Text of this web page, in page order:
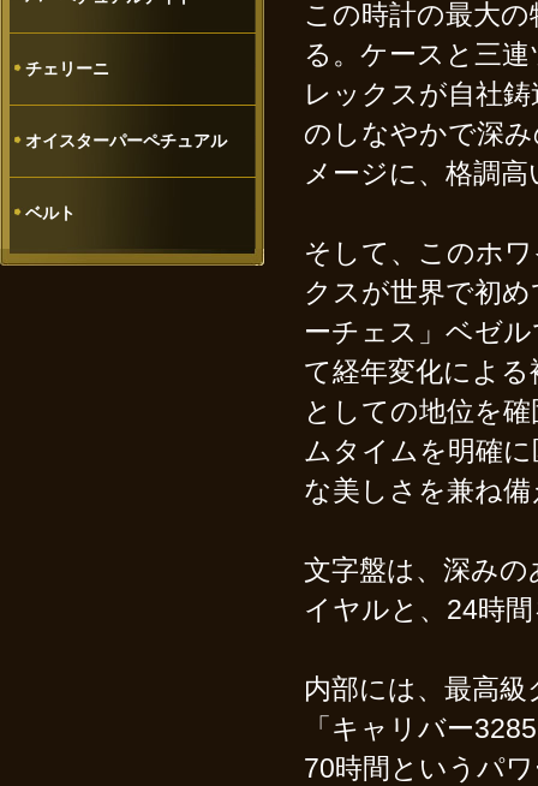
チェリーニ
オイスターパーペチュアル
ベルト
この時計の最大
る。ケースと三
レックスが自社
のしなやかで深
メージに、格調
そして、このホ
クスが世界で初
ーチェス」ベゼ
て経年変化によ
としての地位を
ムタイムを明確
な美しさを兼ね
文字盤は、深み
イヤルと、24時
内部には、最高
「キャリバー
70時間というパ